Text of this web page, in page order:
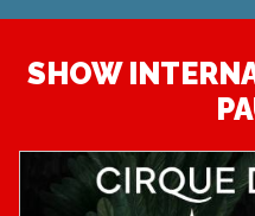
SHOW